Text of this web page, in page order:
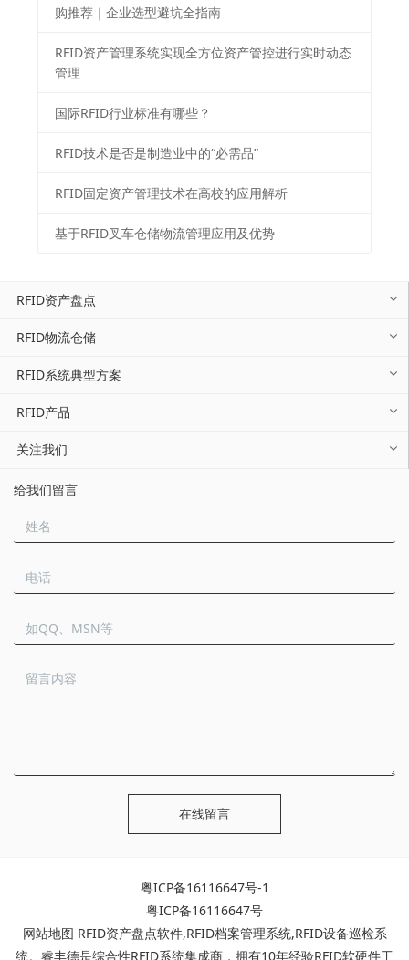
购推荐｜企业选型避坑全指南
RFID资产管理系统实现全方位资产管控进行实时动态
管理
国际RFID行业标准有哪些？
RFID技术是否是制造业中的“必需品”
RFID固定资产管理技术在高校的应用解析
基于RFID叉车仓储物流管理应用及优势
RFID资产盘点
RFID物流仓储
RFID系统典型方案
RFID产品
关注我们
给我们留言
在线留言
粤ICP备16116647号-1
粤ICP备16116647号
网站地图 RFID资产盘点软件,RFID档案管理系统,RFID设备巡检系
统。睿丰德是综合性RFID系统集成商，拥有10年经验RFID软硬件工